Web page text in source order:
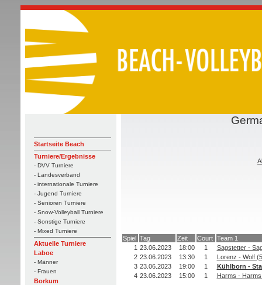
Startseite Beach
Turniere/Ergebnisse
- DVV Turniere
- Landesverband
- internationale Turniere
- Jugend Turniere
- Senioren Turniere
- Snow-Volleyball Turniere
- Sonstige Turniere
- Mixed Turniere
Aktuelle Turniere
Laboe
- Männer
- Frauen
Borkum
Spiel Tag Zeit Court
Team 1
1 23.06.2023 18:00 1
Sagstetter -
2 23.06.2023 13:30 1
Lorenz - Wolf
3 23.06.2023 19:00 1
Kühlborn -
4 23.06.2023 15:00 1 Harms -